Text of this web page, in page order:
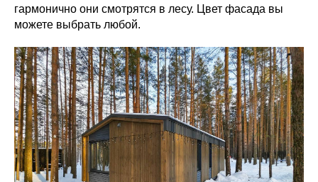
гармонично они смотрятся в лесу. Цвет фасада вы
можете выбрать любой.